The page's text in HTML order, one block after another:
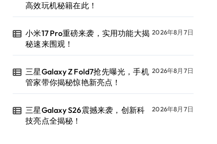
高效玩机秘籍在此！
小米17 Pro重磅来袭，实用功能大揭
秘速来围观！
2026年8月7日
三星Galaxy Z Fold7抢先曝光，手机
管家带你揭秘惊艳新亮点！
2026年8月7日
三星Galaxy S26震撼来袭，创新科
技亮点全揭秘！
2026年8月7日